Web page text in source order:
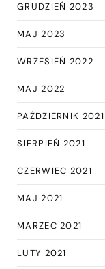
GRUDZIEŃ 2023
MAJ 2023
WRZESIEŃ 2022
MAJ 2022
PAŹDZIERNIK 2021
SIERPIEŃ 2021
CZERWIEC 2021
MAJ 2021
MARZEC 2021
LUTY 2021